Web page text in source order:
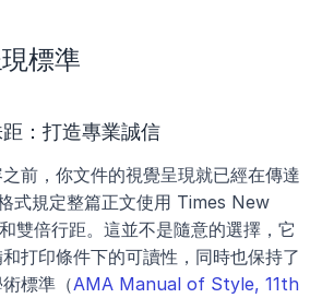
標準
：打造專業誠信
前，你文件的視覺呈現就已經在傳達
式規定整篇正文使用 Times New
雙倍行距。這並不是隨意的選擇，它
打印條件下的可讀性，同時也保持了
標準（AMA Manual of Style, 11th